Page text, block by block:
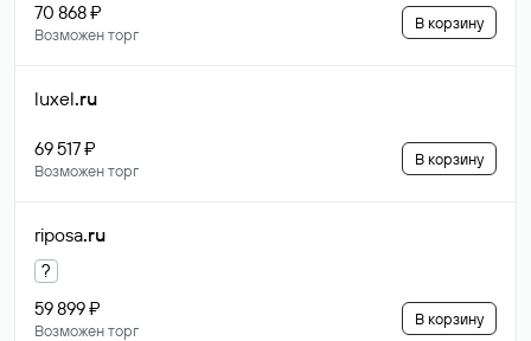
70 868 ₽
Возможен торг
В корзину
luxel.ru
69 517 ₽
Возможен торг
В корзину
riposa.ru
?
59 899 ₽
Возможен торг
В корзину